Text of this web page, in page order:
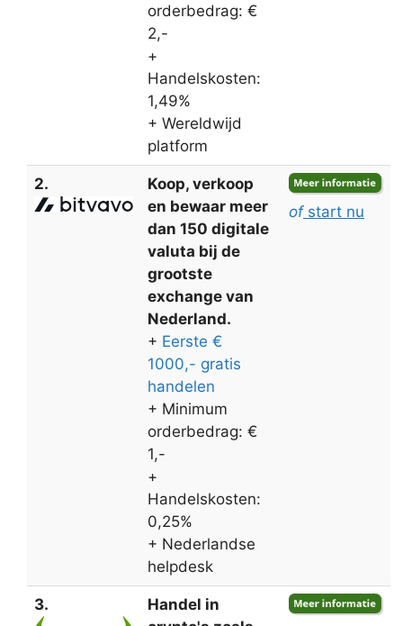
orderbedrag: €
2,-
+
Handelskosten:
1,49%
+ Wereldwijd
platform
2.
Koop, verkoop
en bewaar meer
dan 150 digitale
valuta bij de
grootste
exchange van
Nederland.
+ Eerste €
1000,- gratis
handelen
+ Minimum
orderbedrag: €
1,-
+
Handelskosten:
0,25%
+ Nederlandse
helpdesk
ofstart nu
3.
Handel in